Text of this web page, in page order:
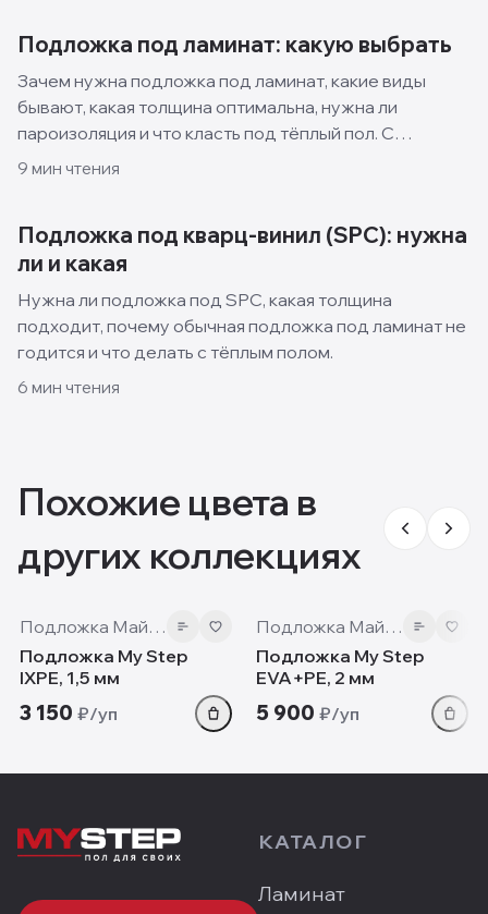
Подложка под ламинат: какую выбрать
Зачем нужна подложка под ламинат, какие виды
бывают, какая толщина оптимальна, нужна ли
пароизоляция и что класть под тёплый пол. С
таблицей материалов.
9 мин чтения
Подложка под кварц-винил (SPC): нужна
ли и какая
Нужна ли подложка под SPC, какая толщина
подходит, почему обычная подложка под ламинат не
годится и что делать с тёплым полом.
6 мин чтения
Похожие цвета в
других коллекциях
Подложка Май Степ
Подложка My Step
IXPE, 1,5 мм
3 150 ₽/уп
Подложка Май Степ
Подложка My Step
EVA+PE, 2 мм
5 900 ₽/уп
КАТАЛОГ
Ламинат